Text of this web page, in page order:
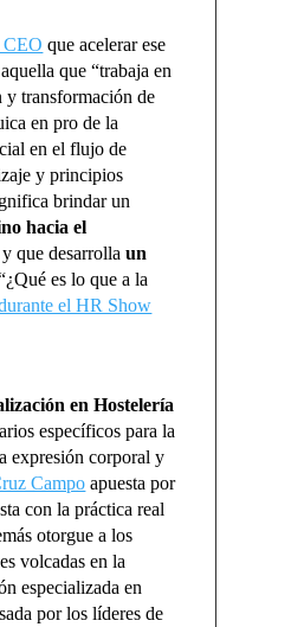
CEO que acelerar ese
que “trabaja en
y transformación de
en pro de la
en el flujo de
y principios
brindar un
hacia el
y que desarrollaun
es lo que a la
el HR Show
en Hostelería
específicos para la
expresión corporal y
Campo apuesta por
con la práctica real
otorgue a los
volcadas en la
especializada en
por los líderes de